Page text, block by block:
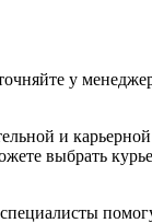
у
и
выбрать